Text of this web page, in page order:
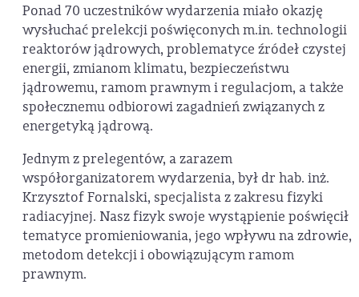
Ponad 70 uczestników wydarzenia miało okazję
wysłuchać prelekcji poświęconych m.in. technologii
reaktorów jądrowych, problematyce źródeł czystej
energii, zmianom klimatu, bezpieczeństwu
jądrowemu, ramom prawnym i regulacjom, a także
społecznemu odbiorowi zagadnień związanych z
energetyką jądrową.
Jednym z prelegentów, a zarazem
współorganizatorem wydarzenia, był dr hab. inż.
Krzysztof Fornalski, specjalista z zakresu fizyki
radiacyjnej. Nasz fizyk swoje wystąpienie poświęcił
tematyce promieniowania, jego wpływu na zdrowie,
metodom detekcji i obowiązującym ramom
prawnym.